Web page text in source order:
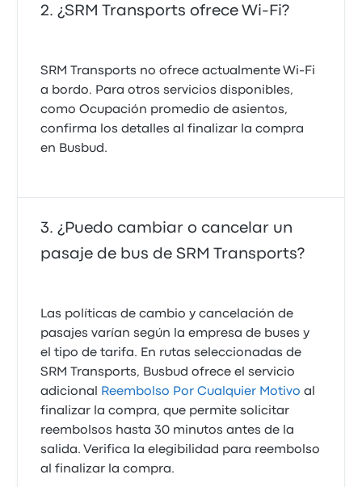
¿SRM Transports ofrece Wi-Fi?
SRM Transports no ofrece actualmente Wi-Fi
a bordo. Para otros servicios disponibles,
como Ocupación promedio de asientos,
confirma los detalles al finalizar la compra
en Busbud.
¿Puedo cambiar o cancelar un
pasaje de bus de SRM Transports?
Las políticas de cambio y cancelación de
pasajes varían según la empresa de buses y
el tipo de tarifa. En rutas seleccionadas de
SRM Transports, Busbud ofrece el servicio
adicional
Reembolso Por Cualquier Motivo al
finalizar la compra, que permite solicitar
reembolsos hasta 30 minutos antes de la
salida. Verifica la elegibilidad para reembolso
al finalizar la compra.